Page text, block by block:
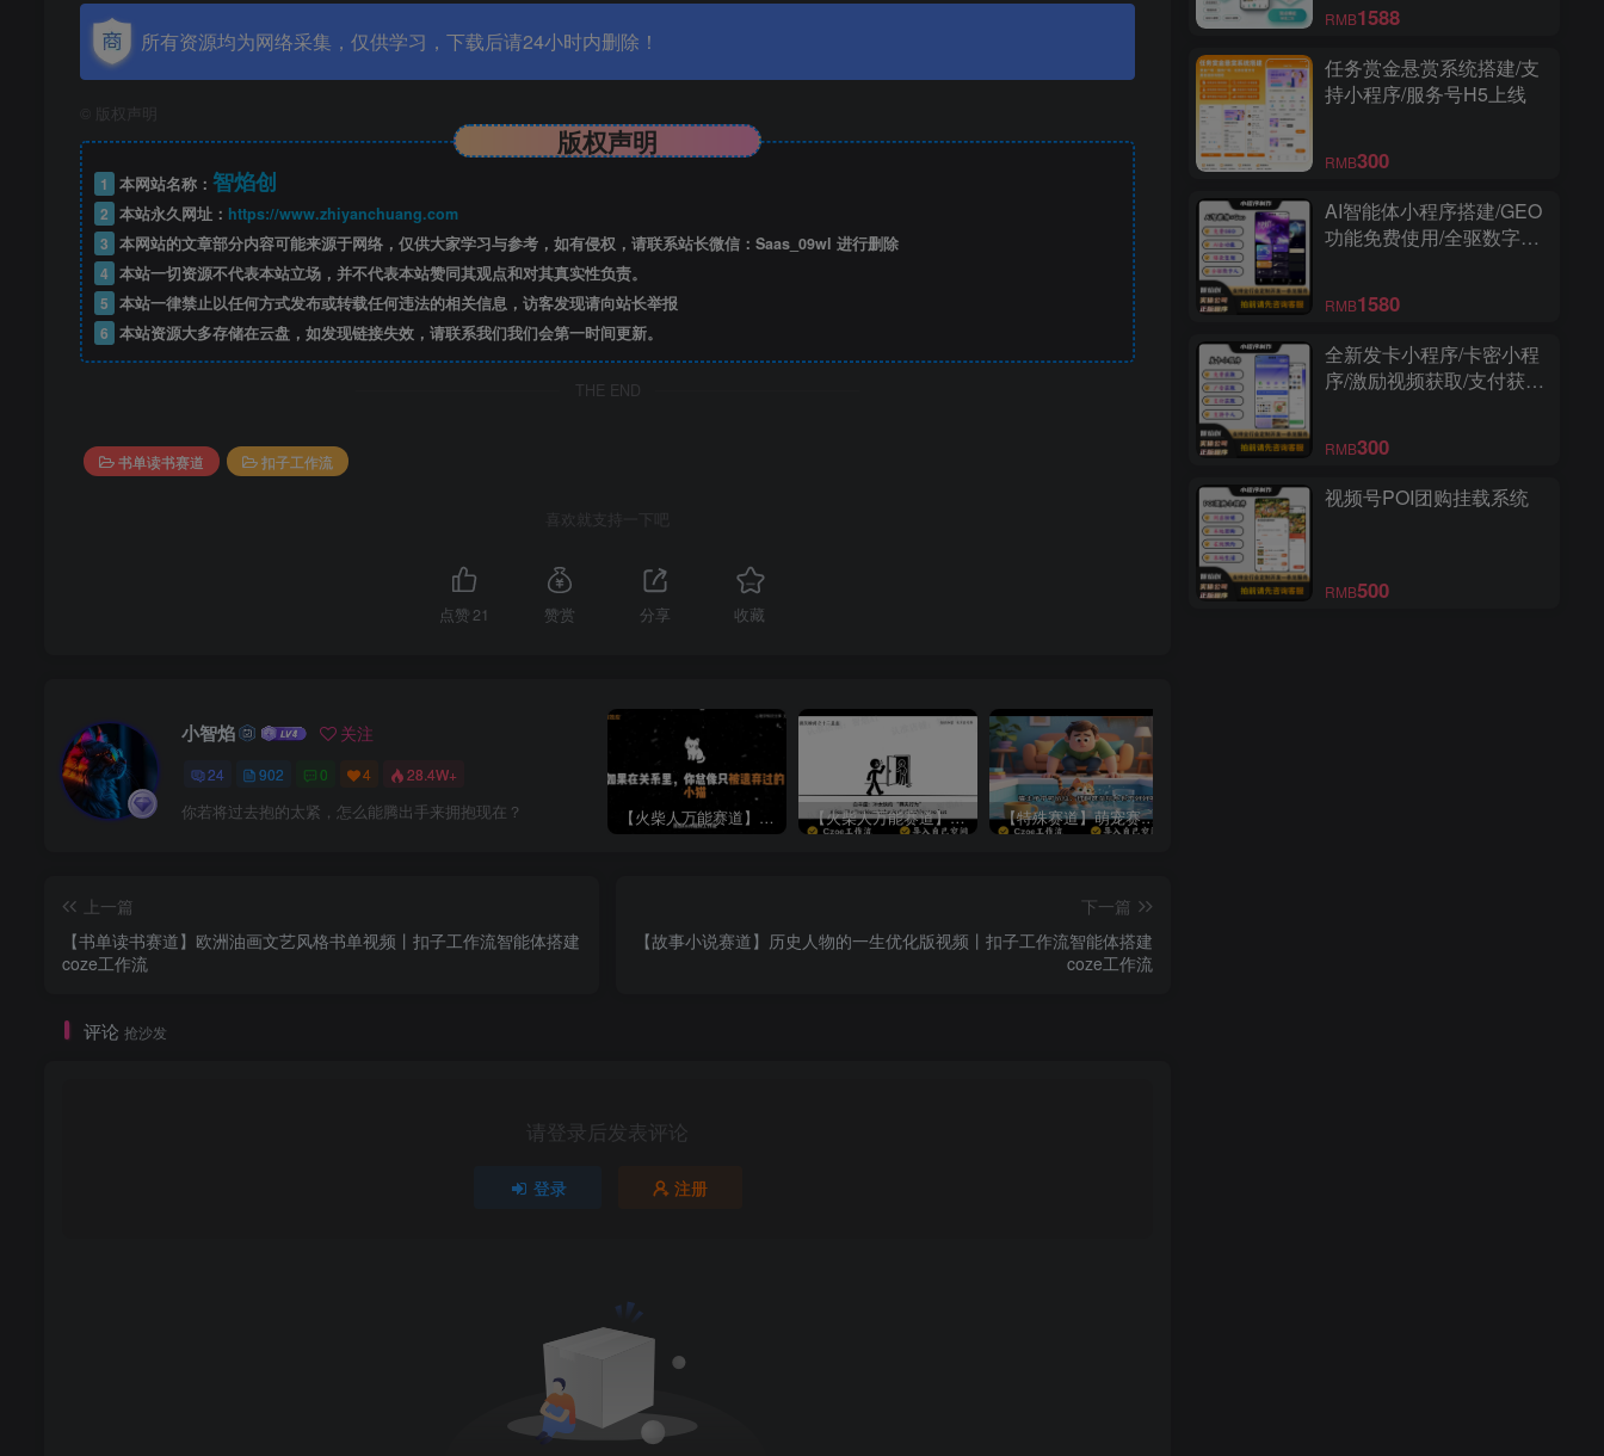
所有资源均为网络采集，仅供学习，下载后请24小时内删除！
版权声明
版权声明
1 本网站名称： 智焰创
2 本站永久网址： https://www.zhiyanchuang.com
3 本网站的文章部分内容可能来源于网络，仅供大家学习与参考，如有侵权，请联系站长微信：Saas_09wl 进行删除
4 本站一切资源不代表本站立场，并不代表本站赞同其观点和对其真实性负责。
5 本站一律禁止以任何方式发布或转载任何违法的相关信息，访客发现请向站长举报
6 本站资源大多存储在云盘，如发现链接失效，请联系我们我们会第一时间更新。
THE END
书单读书赛道 扣子工作流
喜欢就支持一下吧
点赞 21 赞赏 分享 收藏
小智焰 关注
24 902 0 4 28.4W+
你若将过去抱的太紧，怎么能腾出手来拥抱现在？ 【火柴人万能赛道】火柴人心理学插画讲解视频丨扣子工作流智能体搭建coze工作流 【火柴人万能赛道】火柴人心理学智能文案视频丨扣子工作流智能体搭建coze工作流 【特殊赛道】萌宠赛道宠物知识科普讲解丨扣子工作流智能体搭建coze工作流
上一篇
【书单读书赛道】欧洲油画文艺风格书单视频丨扣子工作流智能体搭建
coze工作流
下一篇
【故事小说赛道】历史人物的一生优化版视频丨扣子工作流智能体搭建
coze工作流
评论 抢沙发
请登录后发表评论
登录 注册
RMB1588
任务赏金悬赏系统搭建/支
持小程序/服务号H5上线
RMB300
AI智能体小程序搭建/GEO
功能免费使用/全驱数字人/
RMB1580
全新发卡小程序/卡密小程
序/激励视频获取/支付获取/
RMB300
视频号POI团购挂载系统
RMB500